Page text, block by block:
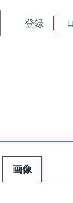
登録
画像